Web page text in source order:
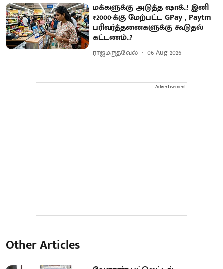
மக்களுக்கு அடுத்த ஷாக்..! இனி
₹2000-க்கு மேற்பட்ட GPay , Paytm
பரிவர்த்தனைகளுக்கு கூடுதல்
கட்டணம்..?
ராஜமருதவேல் 06 Aug 2026
Advertisement
Other Articles